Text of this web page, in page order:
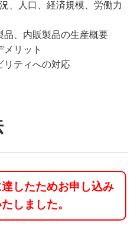
、人口、経済規模、労働力
、内販製品の生産概要
リット
リティへの対応
したためお申し込み
しました。